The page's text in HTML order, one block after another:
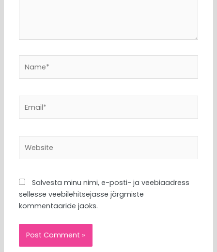
Salvesta minu nimi, e-posti- ja veebiaadress
sellesse veebilehitsejasse järgmiste
kommentaaride jaoks.